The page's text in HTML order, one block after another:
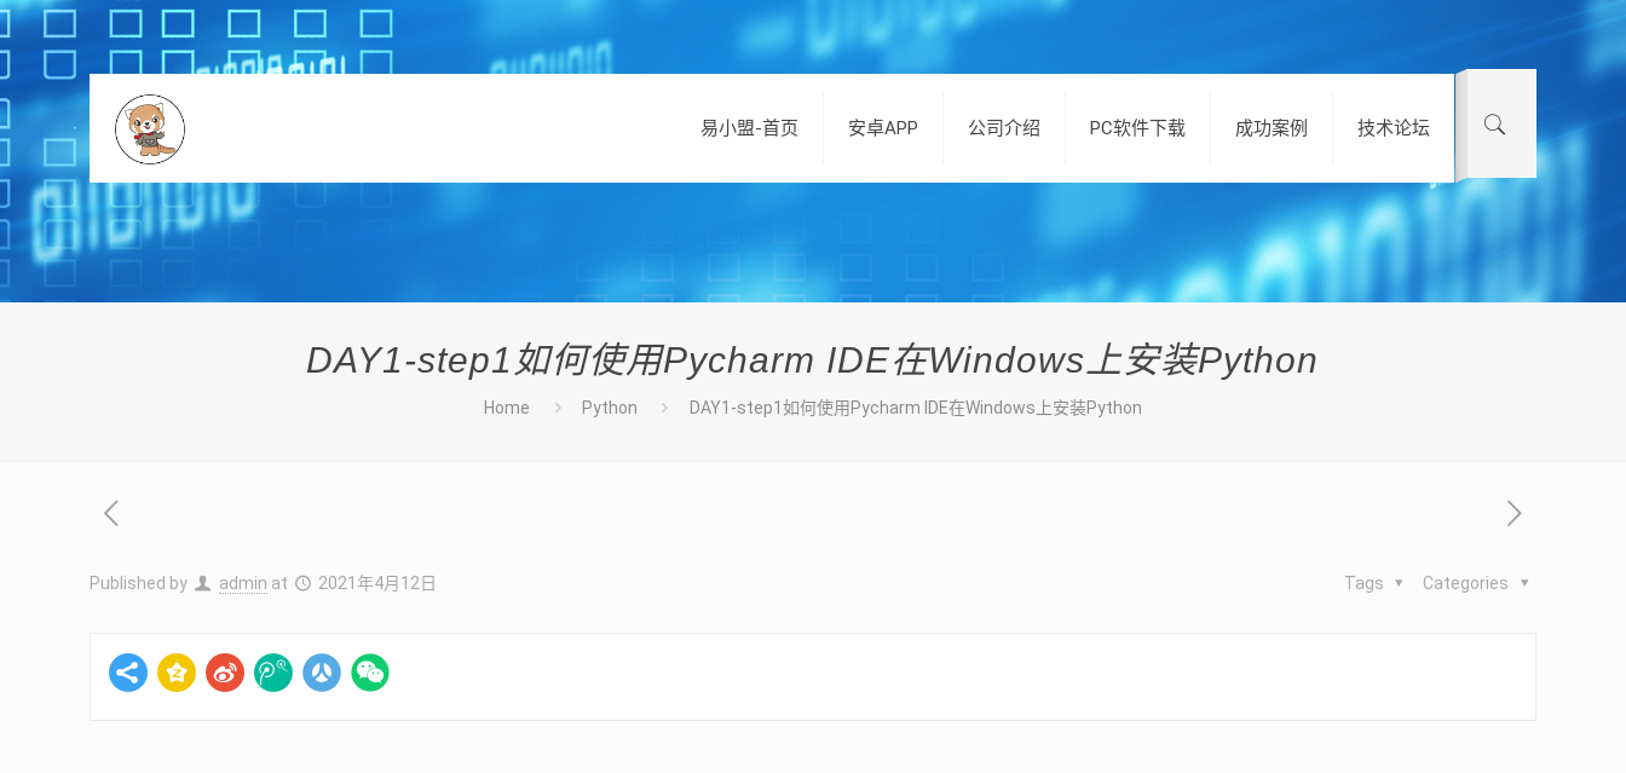
易小盟-首页 安卓APP 公司介绍 PC软件下载 成功案例 技术论坛
DAY1-step1如何使用Pycharm IDE在Windows上安装Python
Home Python DAY1-step1如何使用Pycharm IDE在Windows上安装Python
Published by admin at 2021年4月12日 Categories
Tags